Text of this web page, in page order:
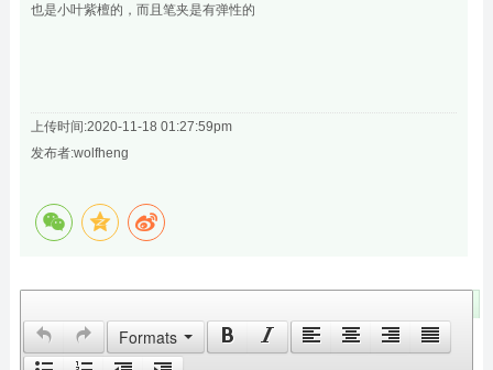
也是小叶紫檀的，而且笔夹是有弹性的
上传时间:2020-11-18 01:27:59pm
发布者:wolfheng
Formats